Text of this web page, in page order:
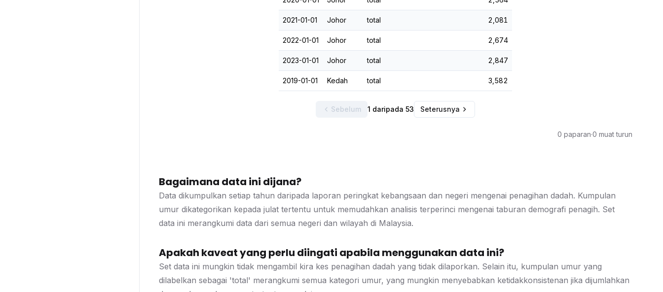
2021-01-01 Johor total 2,081
2022-01-01 Johor total 2,674
2023-01-01 Johor total 2,847
2019-01-01 Kedah total 3,582
Sebelum 1 daripada 53 Seterusnya
0 paparan·0 muat turun
Bagaimana data ini dijana?
Data dikumpulkan setiap tahun daripada laporan peringkat kebangsaan dan negeri mengenai penagihan dadah. Kumpulan
umur dikategorikan kepada julat tertentu untuk memudahkan analisis terperinci mengenai taburan demografi penagih. Set
data ini merangkumi data dari semua negeri dan wilayah di Malaysia.
Apakah kaveat yang perlu diingati apabila menggunakan data ini?
Set data ini mungkin tidak mengambil kira kes penagihan dadah yang tidak dilaporkan. Selain itu, kumpulan umur yang
dilabelkan sebagai 'total' merangkumi semua kategori umur, yang mungkin menyebabkan ketidakkonsistenan jika dijumlahkan